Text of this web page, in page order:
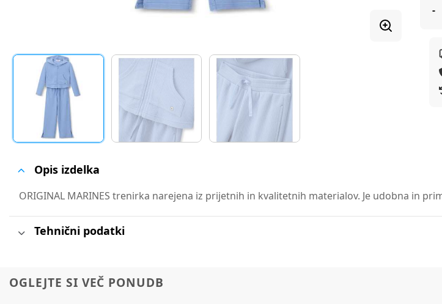
Opis izdelka
ORIGINAL MARINES trenirka narejena iz prijetnih in kvalitetnih materialov. Je udobna in
Tehnični podatki
OGLEJTE SI VEČ PONUDB